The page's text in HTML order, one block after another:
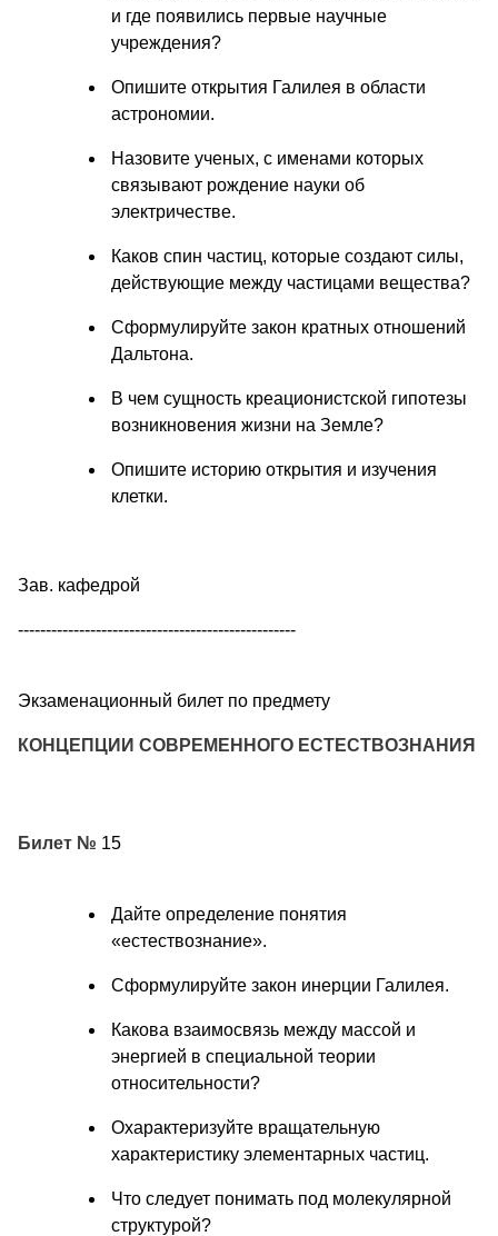
и где появились первые научные
учреждения?
Опишите открытия Галилея в области
астрономии.
Назовите ученых, с именами которых
связывают рождение науки об
электричестве.
Каков спин частиц, которые создают силы,
действующие между частицами вещества?
Сформулируйте закон кратных отношений
Дальтона.
В чем сущность креационистской гипотезы
возникновения жизни на Земле?
Опишите историю открытия и изучения
клетки.
Зав. кафедрой
--------------------------------------------------
Экзаменационный билет по предмету
КОНЦЕПЦИИ СОВРЕМЕННОГО ЕСТЕСТВОЗНАНИЯ
Билет № 15
Дайте определение понятия
«естествознание».
Сформулируйте закон инерции Галилея.
Какова взаимосвязь между массой и
энергией в специальной теории
относительности?
Охарактеризуйте вращательную
характеристику элементарных частиц.
Что следует понимать под молекулярной
структурой?